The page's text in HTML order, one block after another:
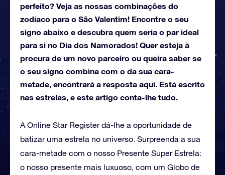
perfeito? Veja as nossas combinações do
zodíaco para o São Valentim! Encontre o seu
signo abaixo e descubra quem seria o par ideal
para si no Dia dos Namorados! Quer esteja à
procura de um novo parceiro ou queira saber se
o seu signo combina com o da sua cara-
metade, encontrará a resposta aqui. Está escrito
nas estrelas, e este artigo conta-lhe tudo.
A Online Star Register dá-lhe a oportunidade de
batizar uma estrela no universo. Surpreenda a sua
cara-metade com o nosso Presente Super Estrela:
o nosso presente mais luxuoso, com um Globo de